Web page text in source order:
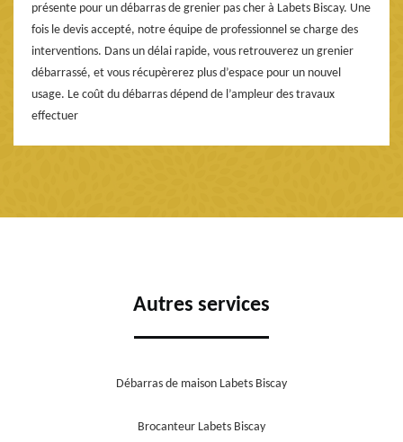
présente pour un débarras de grenier pas cher à Labets Biscay. Une
fois le devis accepté, notre équipe de professionnel se charge des
interventions. Dans un délai rapide, vous retrouverez un grenier
débarrassé, et vous récupèrerez plus d’espace pour un nouvel
usage. Le coût du débarras dépend de l’ampleur des travaux
effectuer
Autres services
Débarras de maison Labets Biscay
Brocanteur Labets Biscay